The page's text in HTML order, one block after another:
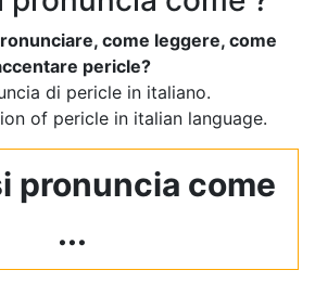
come leggere, come
pericle?
di pericle in italiano.
of pericle in italian language.
pronuncia come
...